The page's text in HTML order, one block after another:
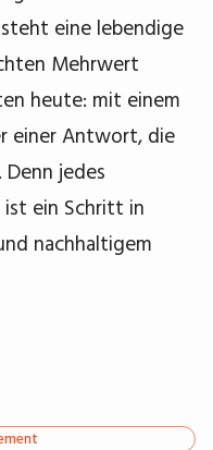
eine lebendige
Mehrwert
heute: mit einem
einer Antwort, die
jedes
ein Schritt in
nachhaltigem